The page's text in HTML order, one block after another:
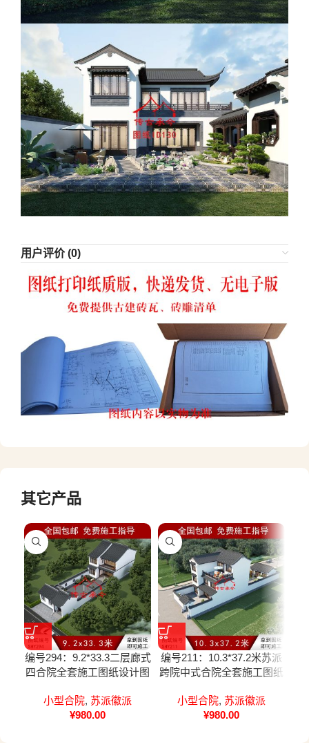
用户评价 (0)
其它产品
编号294：9.2*33.3二层廊式
四合院全套施工图纸设计图
小型合院, 苏派徽派
¥980.00
编号211：10.3*37.2米苏派
跨院中式合院全套施工图纸
小型合院, 苏派徽派
¥980.00